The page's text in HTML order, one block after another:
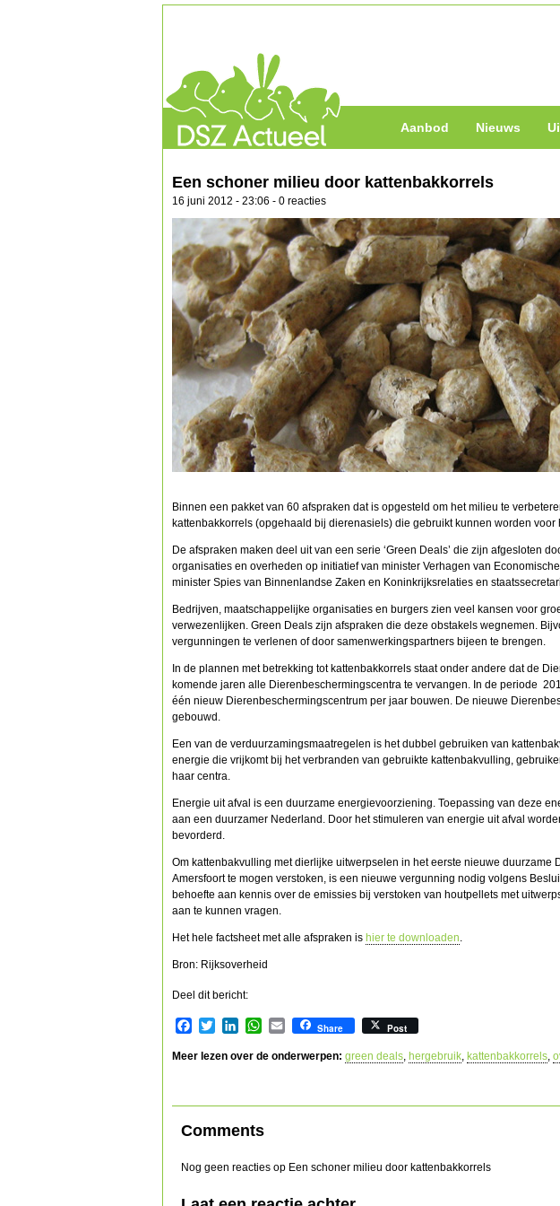
Aanbod Nieuws
Een schoner milieu door kattenbakkorrels
16 juni 2012 - 23:06 - 0 reacties
Binnen een pakket van 60 afspraken dat is opgesteld om het milieu te
kattenbakkorrels (opgehaald bij dierenasiels) die gebruikt kunnen worden
De afspraken maken deel uit van een serie ‘Green Deals’ die zijn afgesloten
organisaties en overheden op initiatief van minister Verhagen van
minister Spies van Binnenlandse Zaken en Koninkrijksrelaties en
Bedrijven, maatschappelijke organisaties en burgers zien veel kansen voor
verwezenlijken. Green Deals zijn afspraken die deze obstakels wegnemen.
vergunningen te verlenen of door samenwerkingspartners bijeen te brengen.
In de plannen met betrekking tot kattenbakkorrels staat onder andere dat de
komende jaren alle Dierenbeschermingscentra te vervangen. In de periode
één nieuw Dierenbeschermingscentrum per jaar bouwen. De nieuwe
gebouwd.
Een van de verduurzamingsmaatregelen is het dubbel gebruiken van
energie die vrijkomt bij het verbranden van gebruikte kattenbakvulling,
haar centra.
Energie uit afval is een duurzame energievoorziening. Toepassing van deze
aan een duurzamer Nederland. Door het stimuleren van energie uit afval
bevorderd.
Om kattenbakvulling met dierlijke uitwerpselen in het eerste nieuwe duurzame
Amersfoort te mogen verstoken, is een nieuwe vergunning nodig volgens
behoefte aan kennis over de emissies bij verstoken van houtpellets met
aan te kunnen vragen.
Het hele factsheet met alle afspraken is hier te downloaden.
Bron: Rijksoverheid
Deel dit bericht:
Facebook
TwitterLinkedInWhatsApp
EmailShare Post
Meer lezen over de onderwerpen: green deals, hergebruik, kattenbakkorrels,
Comments
Nog geen reacties op Een schoner milieu door kattenbakkorrels